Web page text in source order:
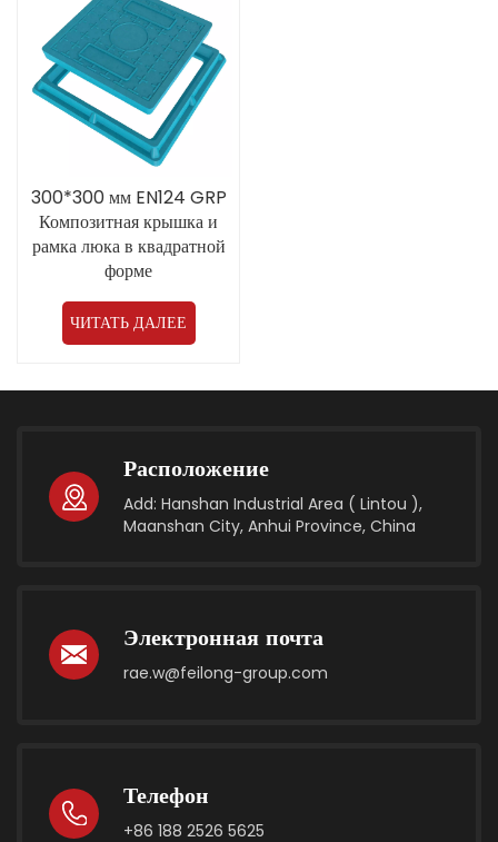
300*300 мм EN124 GRP
Композитная крышка и
рамка люка в квадратной
форме
ЧИТАТЬ ДАЛЕЕ
Расположение
Add: Hanshan Industrial Area ( Lintou ),
Maanshan City, Anhui Province, China
Электронная почта
rae.w@feilong-group.com
Телефон
+86 188 2526 5625